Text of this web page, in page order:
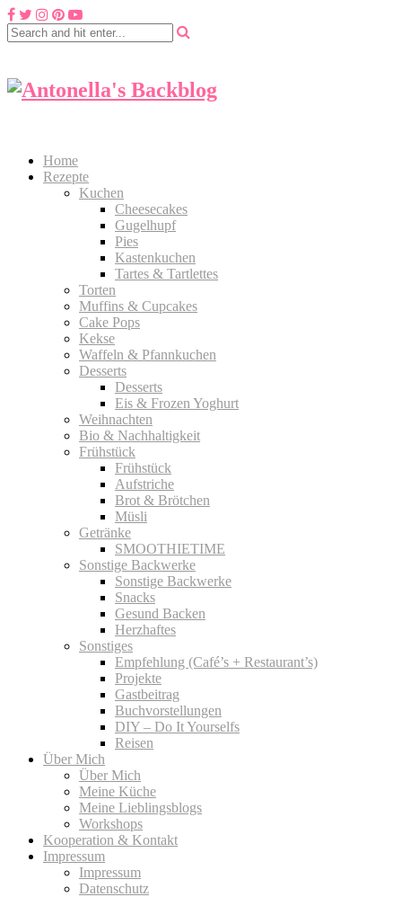
Home
Rezepte
Kuchen
Cheesecakes
Gugelhupf
Pies
Kastenkuchen
Tartes & Tartlettes
Torten
Muffins & Cupcakes
Cake Pops
Kekse
Waffeln & Pfannkuchen
Desserts
Desserts
Eis & Frozen Yoghurt
Weihnachten
Bio & Nachhaltigkeit
Frühstück
Frühstück
Aufstriche
Brot & Brötchen
Müsli
Getränke
SMOOTHIETIME
Sonstige Backwerke
Sonstige Backwerke
Snacks
Gesund Backen
Herzhaftes
Sonstiges
Empfehlung (Café’s + Restaurant’s)
Projekte
Gastbeitrag
Buchvorstellungen
DIY – Do It Yourselfs
Reisen
Über Mich
Über Mich
Meine Küche
Meine Lieblingsblogs
Workshops
Kooperation & Kontakt
Impressum
Impressum
Datenschutz